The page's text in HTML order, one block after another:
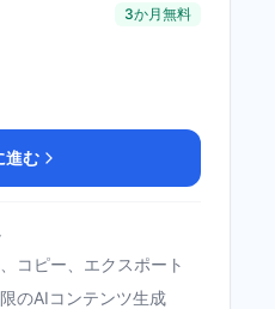
3か月無料
進む
コピー、エクスポート
のAIコンテンツ生成